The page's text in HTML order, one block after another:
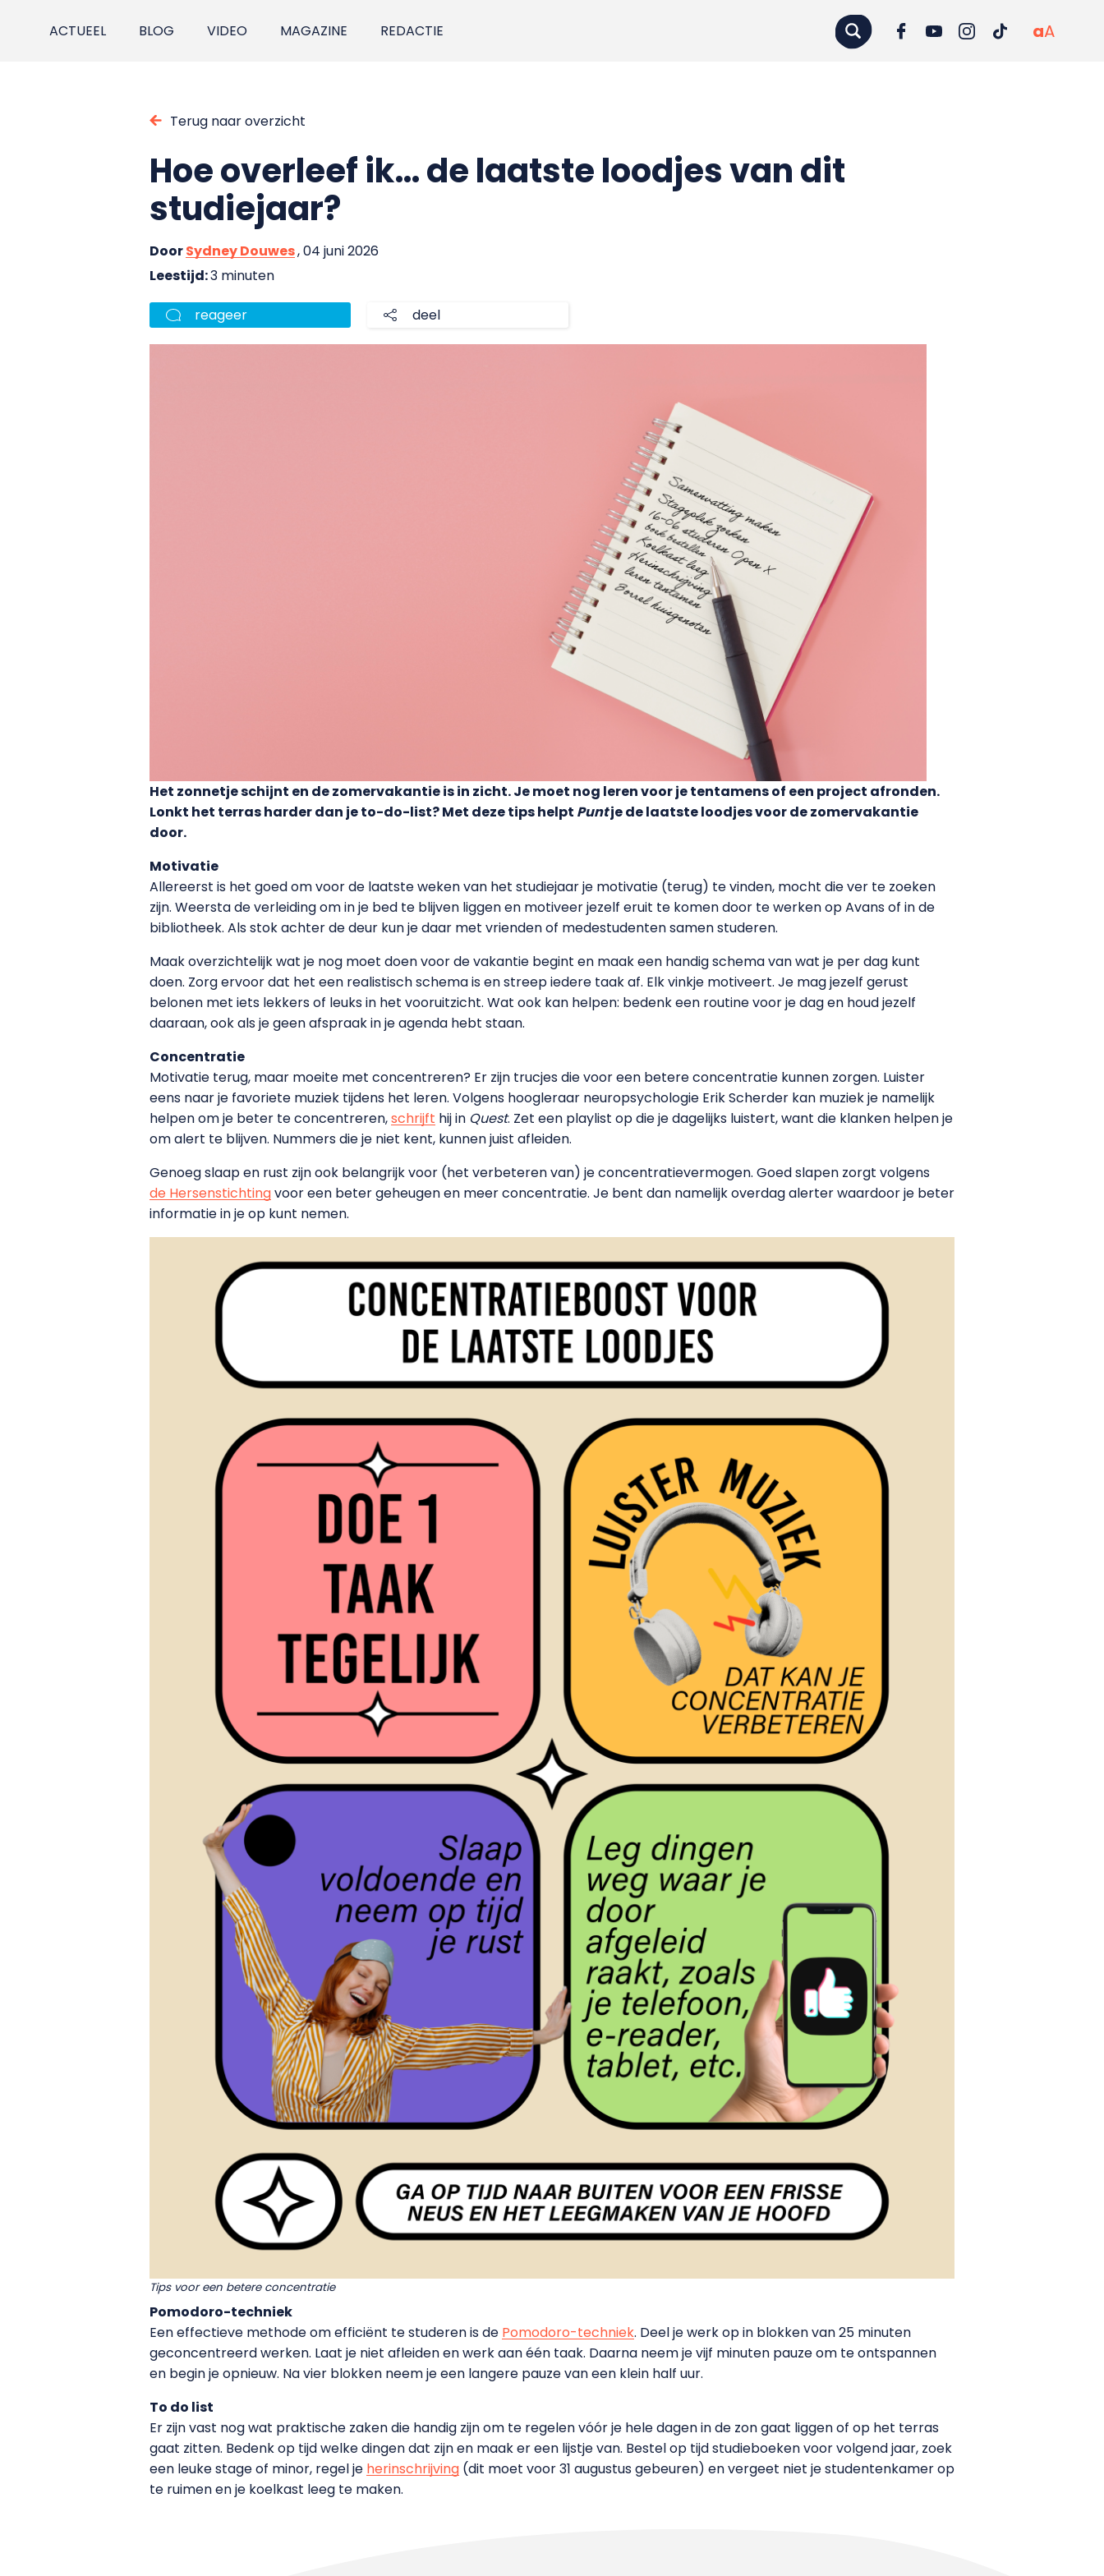
ACTUEEL BLOG VIDEO MAGAZINE REDACTIE aA
Terug naar overzicht
Hoe overleef ik… de laatste loodjes van dit
studiejaar?
DoorSydney Douwes, 04 juni 2026
Leestijd:3 minuten
reageer deel
Het zonnetje schijnt en de zomervakantie is in zicht. Je moet nog leren voor je tentamens of een project afronden.
Lonkt het terras harder dan je to-do-list? Met deze tips helpt Puntje de laatste loodjes voor de zomervakantie
door.
Motivatie
Allereerst is het goed om voor de laatste weken van het studiejaar je motivatie (terug) te vinden, mocht die ver te zoeken
zijn. Weersta de verleiding om in je bed te blijven liggen en motiveer jezelf eruit te komen door te werken op Avans of in de
bibliotheek. Als stok achter de deur kun je daar met vrienden of medestudenten samen studeren.
Maak overzichtelijk wat je nog moet doen voor de vakantie begint en maak een handig schema van wat je per dag kunt
doen. Zorg ervoor dat het een realistisch schema is en streep iedere taak af. Elk vinkje motiveert. Je mag jezelf gerust
belonen met iets lekkers of leuks in het vooruitzicht. Wat ook kan helpen: bedenk een routine voor je dag en houd jezelf
daaraan, ook als je geen afspraak in je agenda hebt staan.
Concentratie
Motivatie terug, maar moeite met concentreren? Er zijn trucjes die voor een betere concentratie kunnen zorgen. Luister
eens naar je favoriete muziek tijdens het leren. Volgens hoogleraar neuropsychologie Erik Scherder kan muziek je namelijk
helpen om je beter te concentreren,schrijft hij in Quest. Zet een playlist op die je dagelijks luistert, want die klanken helpen je
om alert te blijven. Nummers die je niet kent, kunnen juist afleiden.
Genoeg slaap en rust zijn ook belangrijk voor (het verbeteren van) je concentratievermogen. Goed slapen zorgt volgens
de Hersenstichtingvoor een beter geheugen en meer concentratie. Je bent dan namelijk overdag alerter waardoor je beter
informatie in je op kunt nemen.
Tips voor een betere concentratie
Pomodoro-techniek
Een effectieve methode om efficiënt te studeren is de Pomodoro-techniek. Deel je werk op in blokken van 25 minuten
geconcentreerd werken. Laat je niet afleiden en werk aan één taak. Daarna neem je vijf minuten pauze om te ontspannen
en begin je opnieuw. Na vier blokken neem je een langere pauze van een klein half uur.
To do list
Er zijn vast nog wat praktische zaken die handig zijn om te regelen vóór je hele dagen in de zon gaat liggen of op het terras
gaat zitten. Bedenk op tijd welke dingen dat zijn en maak er een lijstje van. Bestel op tijd studieboeken voor volgend jaar, zoek
een leuke stage of minor, regel je herinschrijving (dit moet voor 31 augustus gebeuren) en vergeet niet je studentenkamer op
te ruimen en je koelkast leeg te maken.